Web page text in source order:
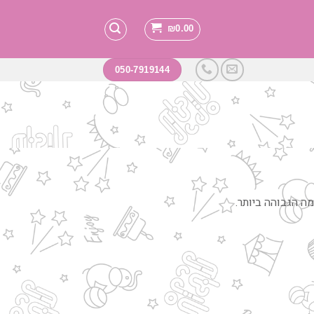
₪0.00
050-7919144
הגבוהה ביותר.